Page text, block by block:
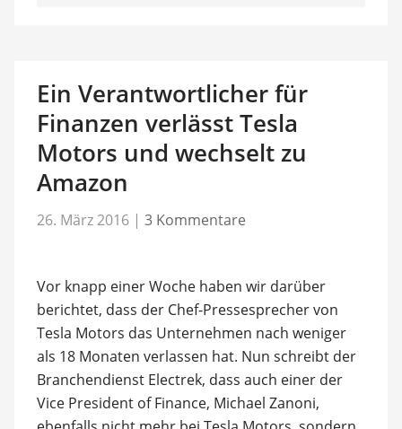
Ein Verantwortlicher für
Finanzen verlässt Tesla
Motors und wechselt zu
Amazon
26. März 2016 | 3 Kommentare
Vor knapp einer Woche haben wir darüber
berichtet, dass der Chef-Pressesprecher von
Tesla Motors das Unternehmen nach weniger
als 18 Monaten verlassen hat. Nun schreibt der
Branchendienst Electrek, dass auch einer der
Vice President of Finance, Michael Zanoni,